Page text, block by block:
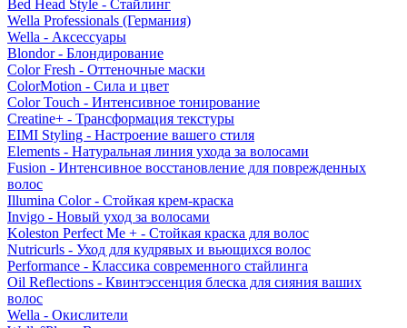
Bed Head Style - Стайлинг
Wella Professionals (Германия)
Wella - Аксессуары
Blondor - Блондирование
Color Fresh - Оттеночные маски
ColorMotion - Сила и цвет
Color Touch - Интенсивное тонирование
Creatine+ - Трансформация текстуры
EIMI Styling - Настроение вашего стиля
Elements - Натуральная линия ухода за волосами
Fusion - Интенсивное восстановление для поврежденных
волос
Illumina Color - Стойкая крем-краска
Invigo - Новый уход за волосами
Koleston Perfect Me + - Стойкая краска для волос
Nutricurls - Уход для кудрявых и вьющихся волос
Performance - Классика современного стайлинга
Oil Reflections - Квинтэссенция блеска для сияния ваших
волос
Wella - Окислители